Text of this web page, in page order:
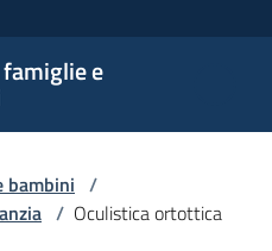
e
bambini /
/ Oculistica ortottica